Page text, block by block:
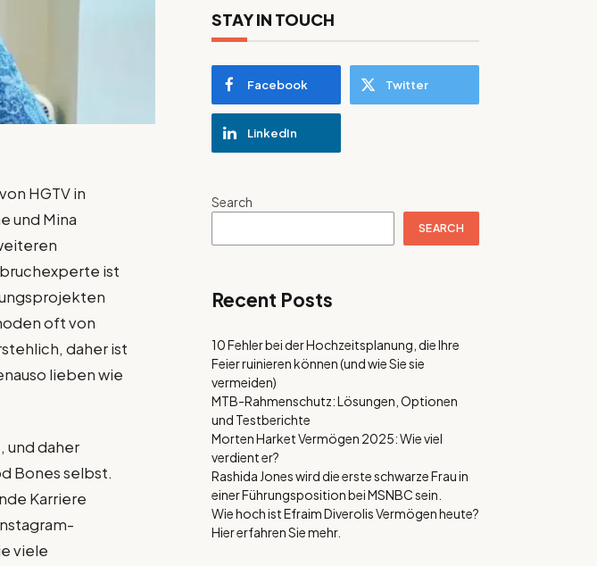
HGTV in
und Mina
ist
oft von
daher ist
lieben wie
und daher
Bones selbst.
Karriere
viele
STAY IN TOUCH
Facebook Twitter
LinkedIn
Search
SEARCH
Recent Posts
10 Fehler bei der Hochzeitsplanung, die Ihre
Feier ruinieren können (und wie Sie sie
vermeiden)
MTB-Rahmenschutz: Lösungen, Optionen
und Testberichte
Morten Harket Vermögen 2025: Wie viel
verdient er?
Rashida Jones wird die erste schwarze Frau in
einer Führungsposition bei MSNBC sein.
Wie hoch ist Efraim Diverolis Vermögen heute?
Hier erfahren Sie mehr.